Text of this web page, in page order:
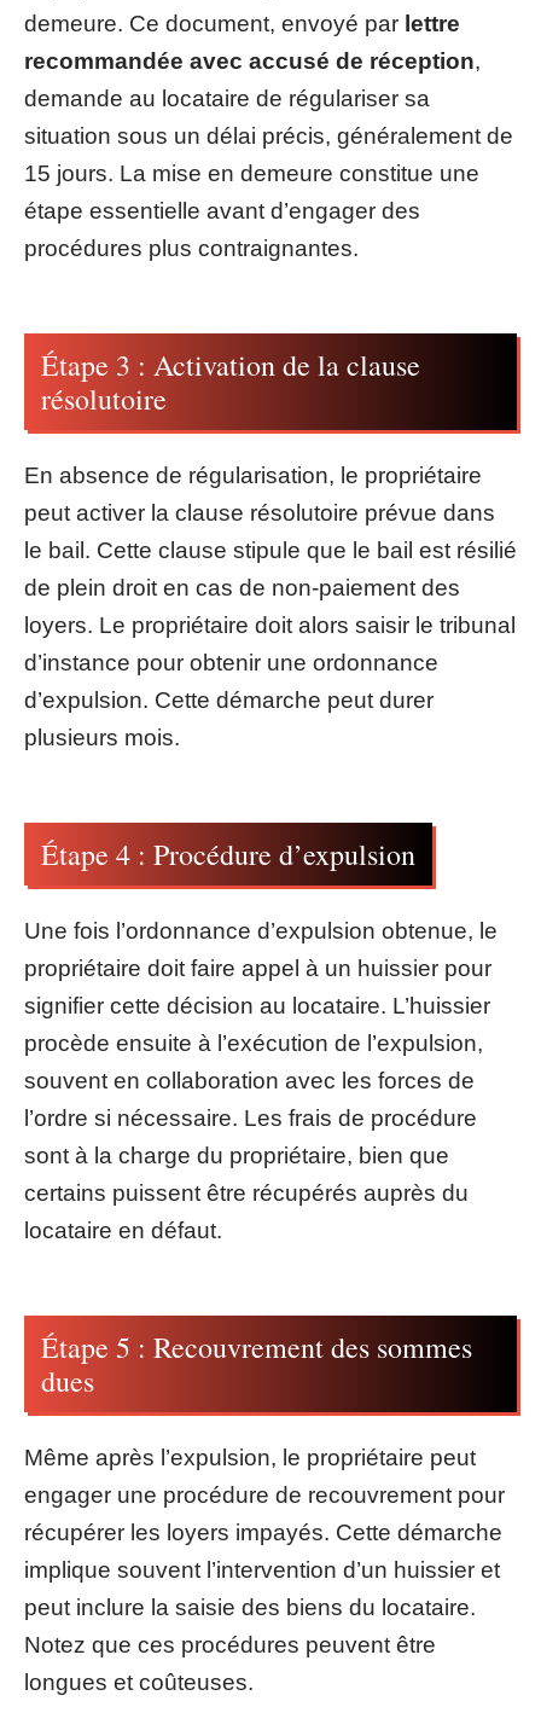
demeure. Ce document, envoyé par lettre
recommandée avec accusé de réception,
demande au locataire de régulariser sa
situation sous un délai précis, généralement de
15 jours. La mise en demeure constitue une
étape essentielle avant d’engager des
procédures plus contraignantes.
Étape 3 : Activation de la clause
résolutoire
En absence de régularisation, le propriétaire
peut activer la clause résolutoire prévue dans
le bail. Cette clause stipule que le bail est résilié
de plein droit en cas de non-paiement des
loyers. Le propriétaire doit alors saisir le tribunal
d’instance pour obtenir une ordonnance
d’expulsion. Cette démarche peut durer
plusieurs mois.
Étape 4 : Procédure d’expulsion
Une fois l’ordonnance d’expulsion obtenue, le
propriétaire doit faire appel à un huissier pour
signifier cette décision au locataire. L’huissier
procède ensuite à l’exécution de l’expulsion,
souvent en collaboration avec les forces de
l’ordre si nécessaire. Les frais de procédure
sont à la charge du propriétaire, bien que
certains puissent être récupérés auprès du
locataire en défaut.
Étape 5 : Recouvrement des sommes
dues
Même après l’expulsion, le propriétaire peut
engager une procédure de recouvrement pour
récupérer les loyers impayés. Cette démarche
implique souvent l’intervention d’un huissier et
peut inclure la saisie des biens du locataire.
Notez que ces procédures peuvent être
longues et coûteuses.